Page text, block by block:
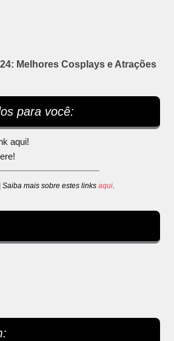
Melhores Cosplays e Atrações
para você:
aqui!
Saiba mais sobre estes links aqui.